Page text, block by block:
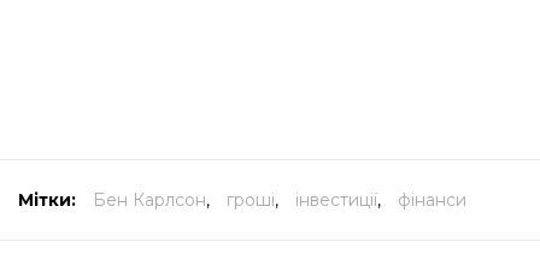
Мітки: Бен Карлсон, гроші, інвестиції, фінанси